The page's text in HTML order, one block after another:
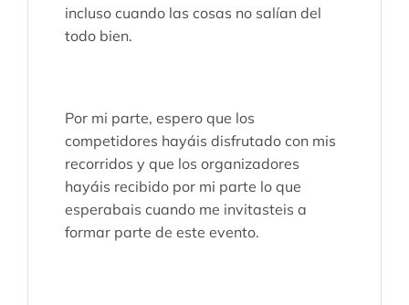
incluso cuando las cosas no salían del
todo bien.
Por mi parte, espero que los
competidores hayáis disfrutado con mis
recorridos y que los organizadores
hayáis recibido por mi parte lo que
esperabais cuando me invitasteis a
formar parte de este evento.